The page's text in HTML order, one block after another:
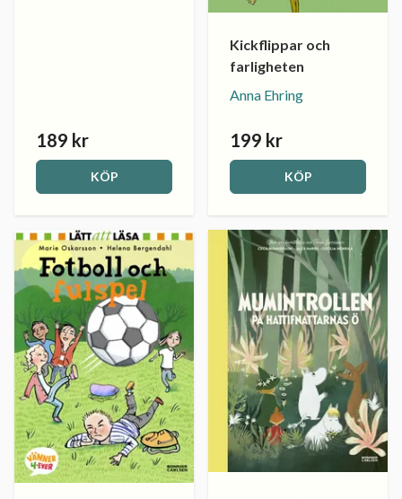
189 kr
KÖP
Kickflippar och
farligheten
Anna Ehring
199 kr
KÖP